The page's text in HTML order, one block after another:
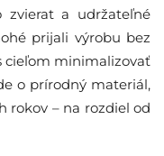
zvierat a udržateľné
prijali výrobu bez
cieľom minimalizovať
o prírodný materiál,
rokov – na rozdiel od